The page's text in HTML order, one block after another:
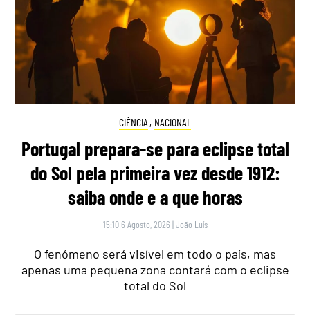
CIÊNCIA , NACIONAL
Portugal prepara-se para eclipse total
do Sol pela primeira vez desde 1912:
saiba onde e a que horas
15:10 6 Agosto, 2026 |João Luís
O fenómeno será visível em todo o país, mas
apenas uma pequena zona contará com o eclipse
total do Sol